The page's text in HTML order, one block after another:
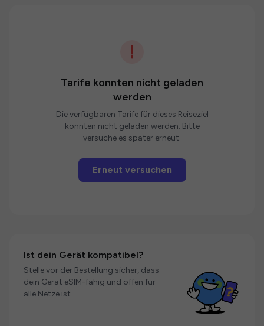
Tarife konnten nicht geladen
werden
Die verfügbaren Tarife für dieses Reiseziel
konnten nicht geladen werden. Bitte
versuche es später erneut.
Erneut versuchen
Ist dein Gerät kompatibel?
Stelle vor der Bestellung sicher, dass
dein Gerät eSIM-fähig und offen für
alle Netze ist.